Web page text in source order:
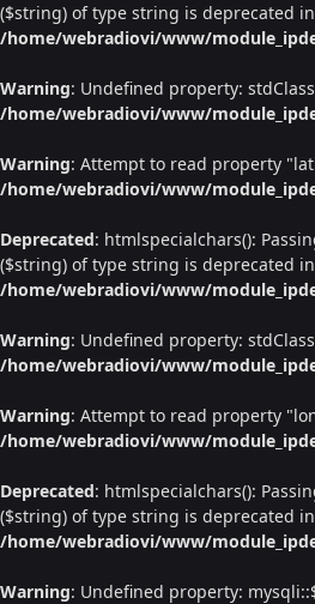
($string) of type string is deprecated in
/home/webradiovi/www/
Warning: Undefined property:
/home/webradiovi/www/
Warning: Attempt to read property
/home/webradiovi/www/
Deprecated: htmlspecialchars():
($string) of type string is deprecated in
/home/webradiovi/www/
Warning: Undefined property:
/home/webradiovi/www/
Warning: Attempt to read property
/home/webradiovi/www/
Deprecated: htmlspecialchars():
($string) of type string is deprecated in
/home/webradiovi/www/
Warning: Undefined property: